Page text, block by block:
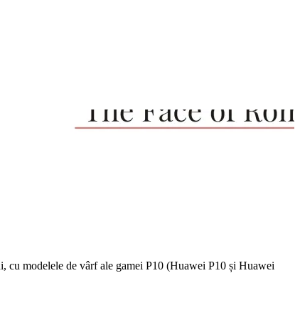
cu modelele de vârf ale gamei P10 (Huawei P10 și Huawei